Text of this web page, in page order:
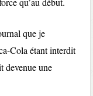
que je
Cola étant interdit
devenue une